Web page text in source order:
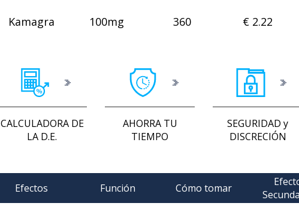
Kamagra 100mg 360 € 2.22
CALCULADORA DE
LA D.E.
AHORRA TU
TIEMPO
SEGURIDAD y
DISCRECIÓN
Efectos Función Cómo tomar